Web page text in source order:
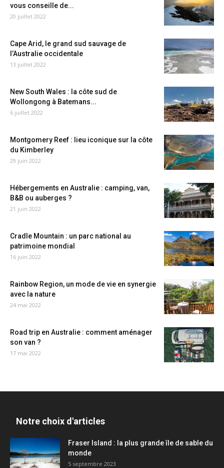
vous conseille de...
20 juillet 2022
Cape Arid, le grand sud sauvage de
l’Australie occidentale
13 juillet 2022
New South Wales : la côte sud de
Wollongong à Batemans...
6 juillet 2022
Montgomery Reef : lieu iconique sur la côte
du Kimberley
29 juin 2022
Hébergements en Australie : camping, van,
B&B ou auberges ?
21 juin 2022
Cradle Mountain : un parc national au
patrimoine mondial
16 juin 2022
Rainbow Region, un mode de vie en synergie
avec la nature
24 mai 2022
Road trip en Australie : comment aménager
son van ?
17 mai 2022
Notre choix d'articles
Fraser Island : la plus grande île de sable du
monde
5 septembre 2023